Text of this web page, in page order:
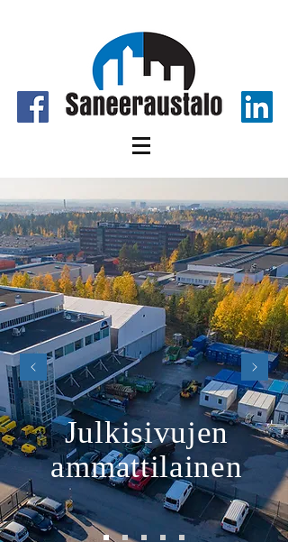
Julkisivujen
ammattilainen